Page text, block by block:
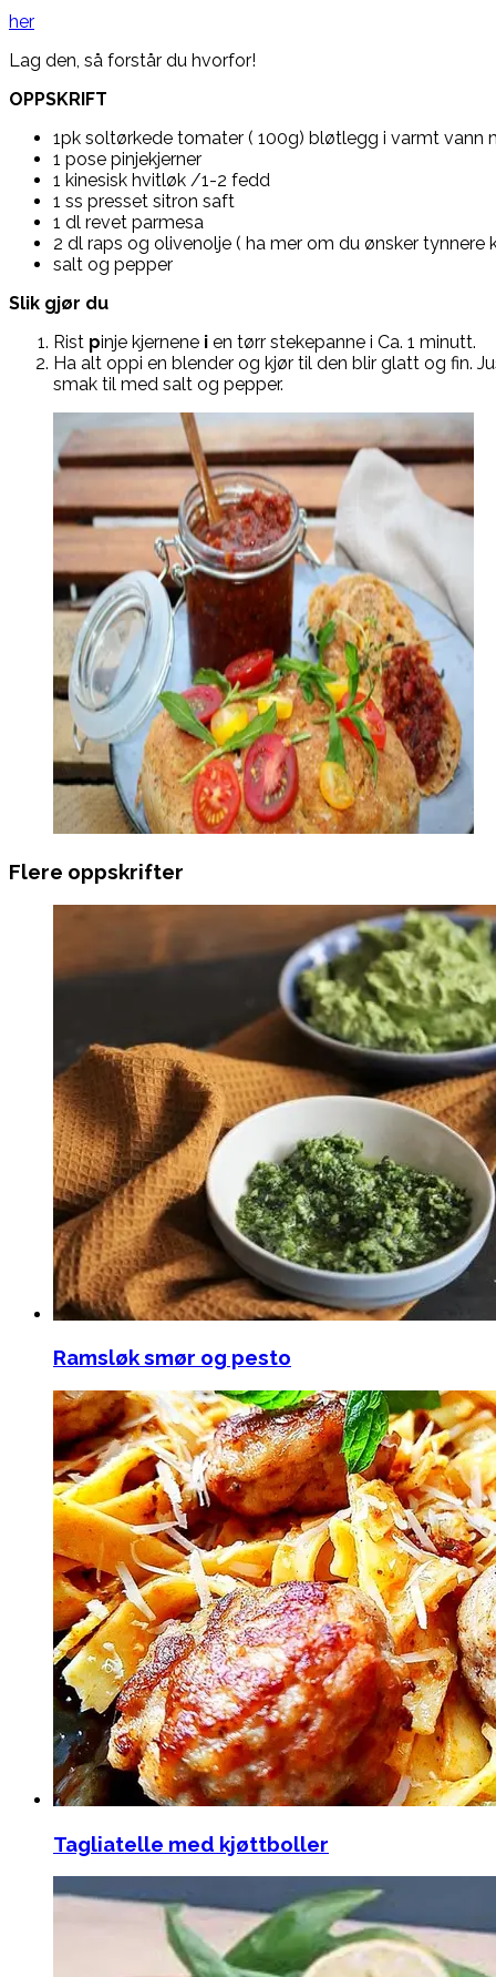
her
Lag den, så forstår du hvorfor!
OPPSKRIFT
1pk soltørkede tomater ( 100g) bløtlegg i varmt vann
1 pose pinjekjerner
1 kinesisk hvitløk /1-2 fedd
1 ss presset sitron saft
1 dl revet parmesa
2 dl raps og olivenolje ( ha mer om du ønsker tynnere
salt og pepper
Slik gjør du
Rist pinje kjernene i en tørr stekepanne i Ca. 1 minutt.
Ha alt oppi en blender og kjør til den blir glatt og fin.
smak til med salt og pepper.
Flere oppskrifter
Ramsløk smør og pesto
Tagliatelle med kjøttboller